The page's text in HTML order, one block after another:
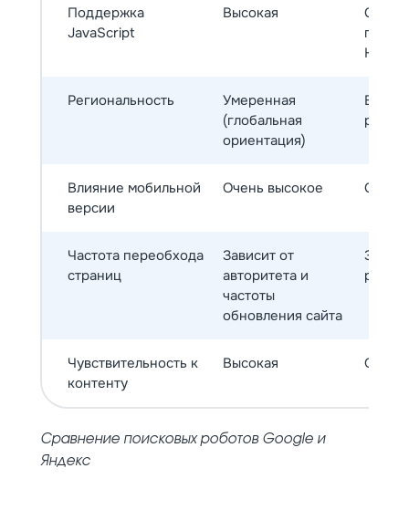
Поддержка
JavaScript
Высокая
HTML)
Региональность
Умеренная
(глобальная
ориентация)
Влияние мобильной
версии
Очень высокое
Частота переобхода
страниц
Зависит от
авторитета и
частоты
обновления сайта
Чувствительность к
контенту
Высокая Очень
Сравнение поисковых роботов Google и
Яндекс